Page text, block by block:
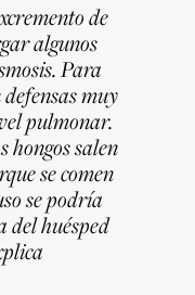
de
algunos
Para
muy
pulmonar.
hongos salen
se comen
se podría
del huésped